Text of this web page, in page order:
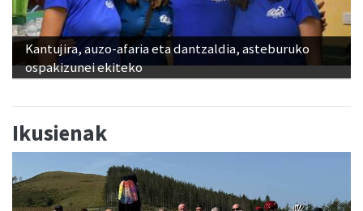
Kantujira, auzo-afaria eta dantzaldia, asteburuko
ospakizunei ekiteko
Ikusienak